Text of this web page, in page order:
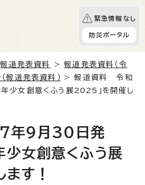
緊急情報なし
防災ポータル
報道発表資料 >報道発表資料（令
報道発表資料）
> 報道資料 令和
少女創意くふう展2025」を開催し
年9月30日発
女創意くふう展
す！